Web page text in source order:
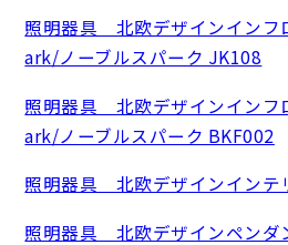
照明器具 北欧デザインインフ
ark/ノーブルスパーク JK108
照明器具 北欧デザインインフ
ark/ノーブルスパーク BKF002
照明器具 北欧デザインインテ
照明器具 北欧デザインペンダ